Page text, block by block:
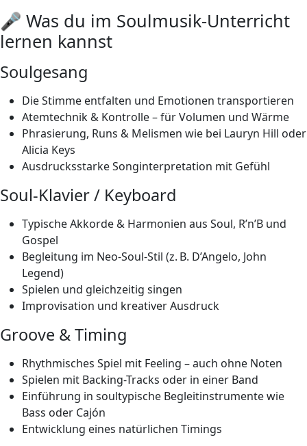
🎤 Was du im Soulmusik-Unterricht
lernen kannst
Soulgesang
Die Stimme entfalten und Emotionen transportieren
Atemtechnik & Kontrolle – für Volumen und Wärme
Phrasierung, Runs & Melismen wie bei Lauryn Hill oder
Alicia Keys
Ausdrucksstarke Songinterpretation mit Gefühl
Soul-Klavier / Keyboard
Typische Akkorde & Harmonien aus Soul, R’n’B und
Gospel
Begleitung im Neo-Soul-Stil (z. B. D’Angelo, John
Legend)
Spielen und gleichzeitig singen
Improvisation und kreativer Ausdruck
Groove & Timing
Rhythmisches Spiel mit Feeling – auch ohne Noten
Spielen mit Backing-Tracks oder in einer Band
Einführung in soultypische Begleitinstrumente wie
Bass oder Cajón
Entwicklung eines natürlichen Timings